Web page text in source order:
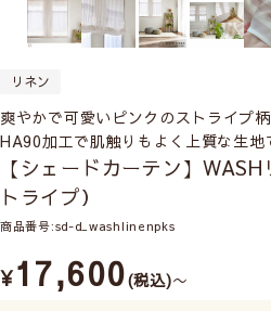
リネン
爽やかで可愛いピンクのストライプ柄
HA90加工で肌触りもよく上質な生地
【シェードカーテン】
トライプ）
商品番号 sd-d_washlinenpks
¥17,600 税込 〜